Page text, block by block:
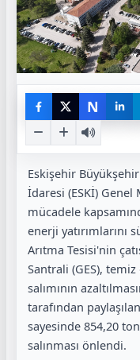
N
Eskişehir
İdaresi (ESKİ)
mücadele
enerji yatırımlarını
Arıtma Tesisi'nin
Santrali (GES),
salımının
tarafından
sayesinde 854,20
salınması önlendi.